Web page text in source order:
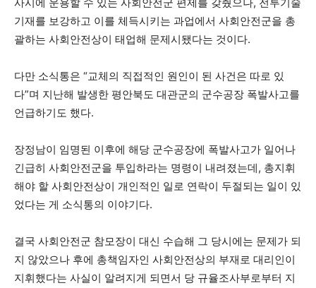
기재를 보강하고 이를 체득시키는 과업에서 사회안전군을 총
괄하는 사회안전상이 태업해 문제시됐다는 것이다.
다만 소식통은 “교체의 직접적인 원인이 된 사건은 따로 있
다”며 지난해 발생한 평안북도 대관군의 군수공장 폭발사고를
언급하기도 했다.
장정남이 임명된 이후에 해당 군수공장에 폭발사고가 일어나
긴급히 사회안전군을 투입하라는 명령이 내려졌는데, 총지휘
해야 할 사회안전상이 개인적인 일로 연락이 두절되는 일이 있
었다는 게 소식통의 이야기다.
결국 사회안전군 참모장이 대신 수습해 그 당시에는 문제가 되
지 않았으나 후에 총책임자인 사회안전상의 부재로 대리인이
지휘했다는 사실이 알려지게 되면서 당 규율조사부로부터 지